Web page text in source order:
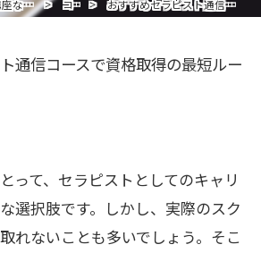
セラピストの通信講座ならグローバルボディケア総合学院 コラム おすすめセラピスト通信コースで資格取得の最短ルートは？
通信コースで資格取得の最短ルー
って、セラピストとしてのキャリ
選択肢です。しかし、実際のスク
れないことも多いでしょう。そこ